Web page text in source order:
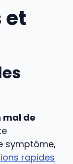
et
mal de
symptôme,
rapides